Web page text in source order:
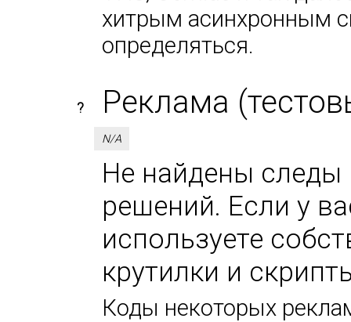
хитрым асинхронным
определяться.
? Реклама
N/A
Не найдены следы
решений. Если у
используете
крутилки и
Коды некоторых